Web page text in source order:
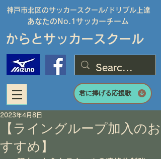
神戸市北区のサッカースクール/ ドリブル上達
あなたのNo.1サッカーチーム
からとサッカースクール
君に捧げる応援歌
【ライングループ加入のお
すすめ】
2023年4月8日